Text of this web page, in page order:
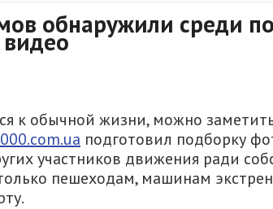
обнаружили среди
к обычной жизни, можно
подготовил подборку
участников движения ради
пешеходам, машинам